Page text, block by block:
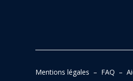
Mentions légales – FAQ –